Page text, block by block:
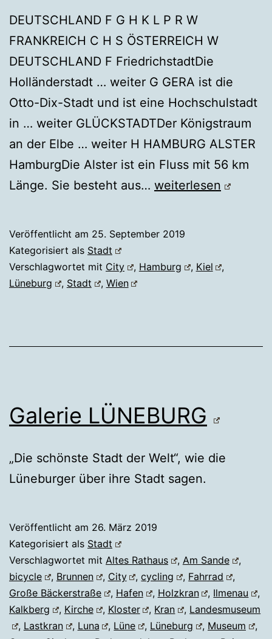
DEUTSCHLAND F G H K L P R W
FRANKREICH C H S ÖSTERREICH W
DEUTSCHLAND F FriedrichstadtDie
Holländerstadt … weiter G GERA ist die
Otto-Dix-Stadt und ist eine Hochschulstadt
in … weiter GLÜCKSTADTDer Königstraum
an der Elbe … weiter H HAMBURG ALSTER
HamburgDie Alster ist ein Fluss mit 56 km
Länge. Sie besteht aus… ÜBERSICHT
weiterlesen
Veröffentlicht am 25. September 2019
Kategorisiert als Stadt
Verschlagwortet mit City , Hamburg , Kiel
,
Lüneburg
, Stadt , Wien
Galerie LÜNEBURG
„Die schönste Stadt der Welt“, wie die
Lüneburger über ihre Stadt sagen.
Veröffentlicht am 26. März 2019
Kategorisiert als Stadt
Verschlagwortet mit Altes Rathaus , Am Sande
,
bicycle
, Brunnen , City ,cycling , Fahrrad
,
Große Bäckerstraße
, Hafen , Holzkran , Ilmenau
,
Kalkberg
, Kirche , Kloster , Kran , Landesmuseum
, Lastkran , Luna , Lüne , Lüneburg , Museum
,